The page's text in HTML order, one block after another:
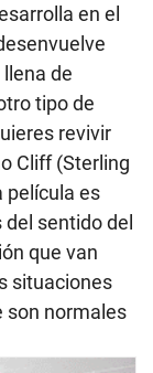
en el
llena de
tipo de
revivir
Cliff (Sterling
película es
sentido del
que van
situaciones
son normales